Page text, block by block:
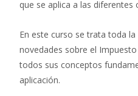
que se aplica a las diferentes
En este curso se trata toda
novedades sobre el
todos sus conceptos
aplicación.